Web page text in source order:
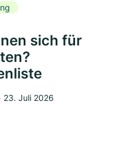
sich für
‧ 23. Juli 2026